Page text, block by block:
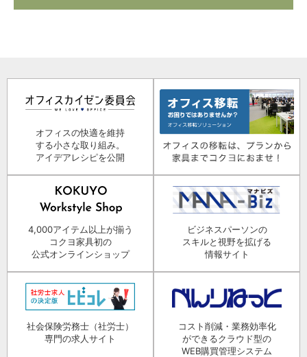
オフィスの快適を維持
する小さな取り組み。
アイデアレシピを公開
4,000アイテム以上が揃う
コクヨ家具初の
公式オンラインショップ
ビジネスパーソンの
スキルと視野を拡げる
情報サイト
社会保険労務士（社労士）
専門の求人サイト
コスト削減・業務効率化
ができるクラウド型の
WEB購買管理システム